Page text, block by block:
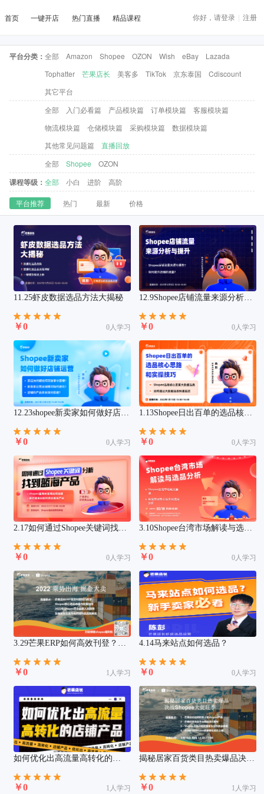
首页 一键开店 热门直播 精品课程 你好，请登录 | 注册
平台分类： 全部 Amazon Shopee OZON Wish eBay
Lazada
Tophatter
芒果店长 美客多 TikTok 京东泰国
Cdiscount
其它平台
全部
入门必看篇 产品模块篇 订单模块篇
客服模块篇
物流模块篇
仓储模块篇 采购模块篇
数据模块篇
其他常见问题篇
直播回放
全部
Shopee OZON
课程等级： 全部 小白 进阶 高阶
平台推荐 热门 最新 价格
11.25虾皮数据选品方法大揭秘
￥0 0人学习
12.9Shopee店铺流量来源分析与
￥0 0人学习
12.23shopee新卖家如何做好店铺
￥0 0人学习
1.13Shopee日出百单的选品核心
￥0 0人学习
2.17如何通过Shopee关键词找到
￥0 0人学习
3.10Shopee台湾市场解读与选品
￥0 0人学习
3.29芒果ERP如何高效刊登？
Shopee最新政策与热卖类目解读
￥0 1人学习
4.14马来站点如何选品？
￥0 0人学习
如何优化出高流量高转化的
￥0 1人学习
揭秘居家百货类目热卖爆品决战
￥0 1人学习